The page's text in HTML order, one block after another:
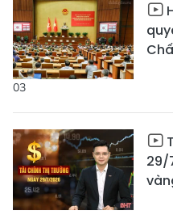
03
29/